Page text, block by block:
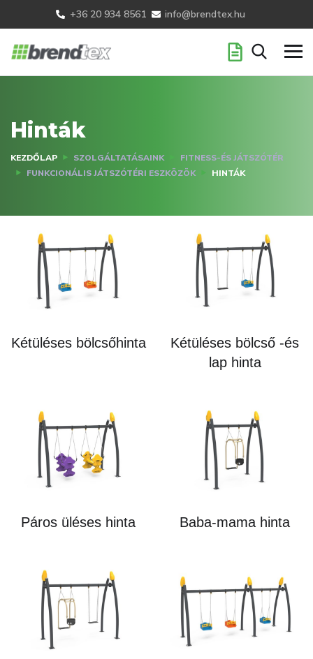
+36 20 934 8561 info@brendtex.hu
Hinták
KEZDŐLAP SZOLGÁLTATÁSAINK
FITNESS-ÉS JÁTSZÓTÉR
FUNKCIONÁLIS JÁTSZÓTÉRI ESZKÖZÖK
HINTÁK
Kétüléses bölcsőhinta
Kétüléses bölcső -és
lap hinta
Páros üléses hinta Baba-mama hinta